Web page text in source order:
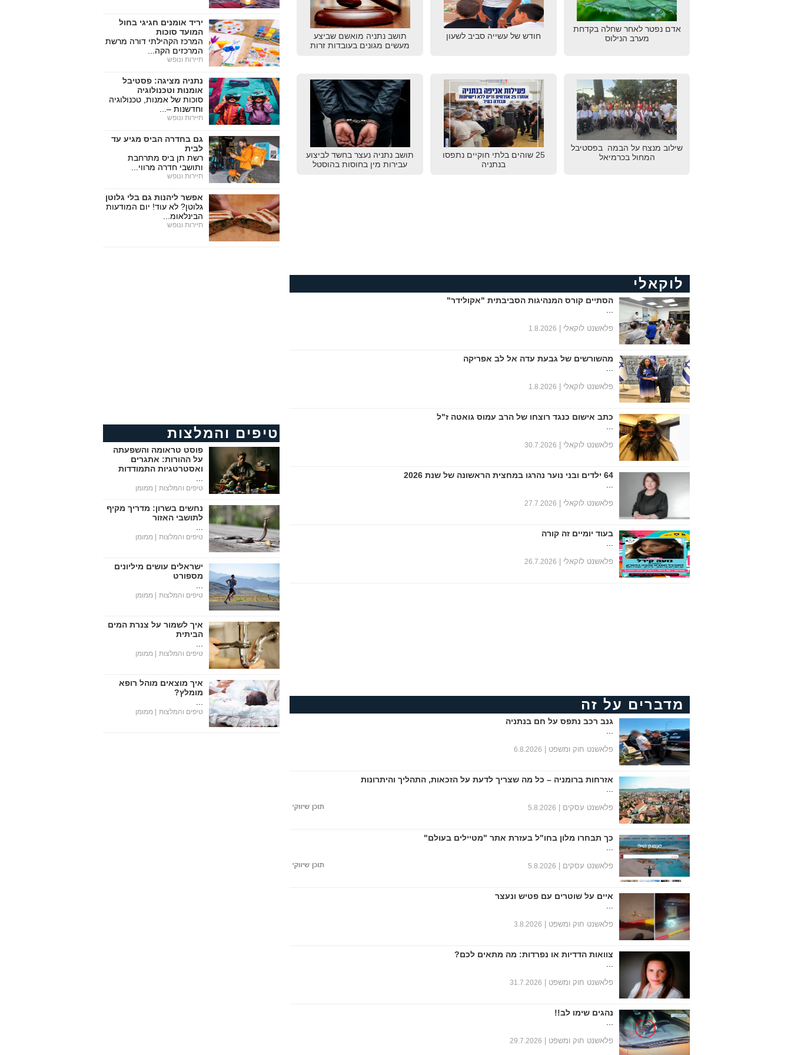
אדם נפטר לאחר שחלה בקדחת
מערב הנילוס
חודש של עשייה סביב לשעון
תושב נתניה מואשם שביצע
מעשים מגונים בעובדות זרות
שילוב מנצח על הבמה בפסטיבל
המחול בכרמיאל
25 שוהים בלתי חוקיים נתפסו
בנתניה
תושב נתניה נעצר בחשד לביצוע
עבירות מין בחוסות בהוסטל
לוקאלי
הסתיים קורס המנהיגות הסביבתית "אקולידר"
פלאשנט לוקאלי | 1.8.2026
מהשורשים של גבעת עדה אל לב אפריקה
פלאשנט לוקאלי | 1.8.2026
כתב אישום כנגד רוצחו של הרב עמוס גואטה ז"ל
פלאשנט לוקאלי | 30.7.2026
64 ילדים ובני נוער נהרגו במחצית הראשונה של שנת 2026
פלאשנט לוקאלי | 27.7.2026
בעוד יומיים זה קורה
פלאשנט לוקאלי | 26.7.2026
מדברים על זה
גנב רכב נתפס על חם בנתניה
פלאשנט חוק ומשפט | 6.8.2026
אזרחות ברומניה – כל מה שצריך לדעת על הזכאות, התהליך והיתרונות
פלאשנט עסקים | 5.8.2026
כך תבחרו מלון בחו"ל בעזרת אתר "מטיילים בעולם"
פלאשנט עסקים | 5.8.2026
איים על שוטרים עם פטיש ונעצר
פלאשנט חוק ומשפט | 3.8.2026
צוואות הדדיות או נפרדות: מה מתאים לכם?
פלאשנט חוק ומשפט | 31.7.2026
נהגים שימו לב!!
פלאשנט חוק ומשפט | 29.7.2026
יריד אומנים חגיגי בחול
המועד סוכות
המרכז הקהילתי דורה מרשת
המרכזים הקה...
תיירות ונופש
נתניה מציגה: פסטיבל
אומנות וטכנולוגיה
סוכות של אמנות, טכנולוגיה
וחדשנות –...
תיירות ונופש
גם בחדרה הביס מגיע עד
לבית
רשת תן ביס מתרחבת
ותושבי חדרה מרווי...
תיירות ונופש
אפשר ליהנות גם בלי גלוטן
גלוטן? לא עוד! יום המודעות
הבינלאומ...
תיירות ונופש
טיפים והמלצות
פוסט טראומה והשפעתה
על ההורות: אתגרים
ואסטרטגיות התמודדות
טיפים והמלצות | ממומן
נחשים בשרון: מדריך מקיף
לתושבי האזור
טיפים והמלצות | ממומן
ישראלים עושים מיליונים
מספורט
טיפים והמלצות | ממומן
איך לשמור על צנרת המים
הביתית
טיפים והמלצות | ממומן
איך מוצאים מוהל רופא
מומלץ?
טיפים והמלצות | ממומן